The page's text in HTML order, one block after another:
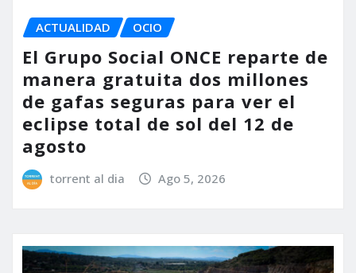
ACTUALIDAD OCIO
El Grupo Social ONCE reparte de
manera gratuita dos millones
de gafas seguras para ver el
eclipse total de sol del 12 de
agosto
torrent al dia Ago 5, 2026